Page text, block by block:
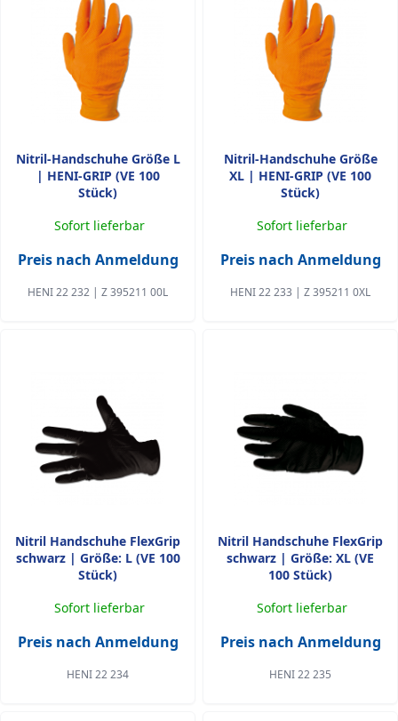
Nitril-Handschuhe Größe L
| HENI-GRIP (VE 100
Stück)
Sofort lieferbar
Preis nach Anmeldung
HENI 22 232 | Z 395211 00L
Nitril-Handschuhe Größe
XL | HENI-GRIP (VE 100
Stück)
Sofort lieferbar
Preis nach Anmeldung
HENI 22 233 | Z 395211 0XL
Nitril Handschuhe FlexGrip
schwarz | Größe: L (VE 100
Stück)
Sofort lieferbar
Preis nach Anmeldung
HENI 22 234
Nitril Handschuhe FlexGrip
schwarz | Größe: XL (VE
100 Stück)
Sofort lieferbar
Preis nach Anmeldung
HENI 22 235